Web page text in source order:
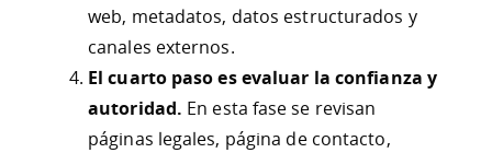
web, metadatos, datos estructurados y
canales externos.
El cuarto paso es evaluar la confianza y
autoridad. En esta fase se revisan
páginas legales, página de contacto,